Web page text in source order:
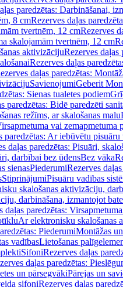
paredzētas: Darbināšanai,
8 cmRezerves daļas
tvertnēm, 12 cmRezerves
skalojamām tvertnēm, 12 cm
aktivizācijuRezerves daļas
Rezerves daļas
daļas paredzētas:
SavienojumiGeberit
Sienas tualetes podiem
paredzētas: Bidē paredzēti
režīms, ar skalošanas malu
vai zemapmetuma
paredzētas: Ar iebūvētu pisuāru
daļas paredzētas: Pisuāri,
darbībai bez ūdensBez vāka
sienasPiederumiRezerves
StiprinājumiPisuāru vadības
skalošanas aktivizāciju,
darbināšana, izmantojot
daļas paredzētas: Virsapmetuma
Ar elektronisku skalošanas
PiederumiMontāžas
vadībasLietošanas
SifoniRezerves daļas
daļas paredzētas:
un pārsegvākiPārejas un
sifoniRezerves daļas